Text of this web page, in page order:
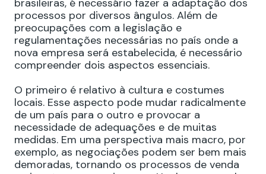
processos por diversos ângulos. Além de
preocupações com a legislação e
regulamentações necessárias no país onde a
nova empresa será estabelecida, é necessário
compreender dois aspectos essenciais.
O primeiro é relativo à cultura e costumes
locais. Esse aspecto pode mudar radicalmente
de um país para o outro e provocar a
necessidade de adequações e de muitas
medidas. Em uma perspectiva mais macro, por
exemplo, as negociações podem ser bem mais
demoradas, tornando os processos de venda